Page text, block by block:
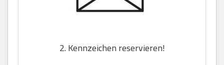
2. Kennzeichen reservieren!